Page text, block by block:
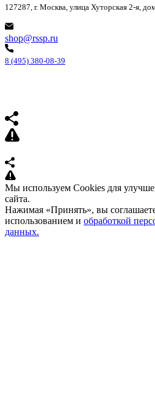
127287, г. Москва, улица Хуторская 2-я,
shop@rssp.ru
8 (495) 380-08-39
Мы используем Cookies для
сайта.
Нажимая «Принять», вы
использованием и обработкой
данных.